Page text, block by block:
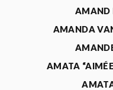
AMAND
AMANDA
AMATA